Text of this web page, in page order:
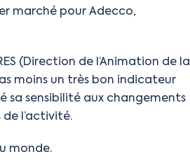
marché pour Adecco,
(Direction de l’Animation de la
moins un très bon indicateur
sa sensibilité aux changements
l’activité.
monde.